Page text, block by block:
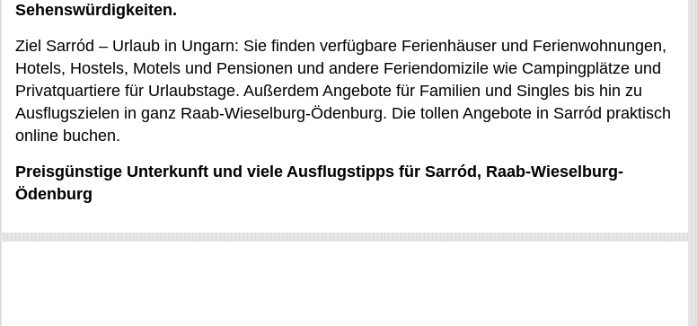
Sehenswürdigkeiten.
Ziel Sarród – Urlaub in Ungarn: Sie finden verfügbare Ferienhäuser und Ferienwohnungen,
Hotels, Hostels, Motels und Pensionen und andere Feriendomizile wie Campingplätze und
Privatquartiere für Urlaubstage. Außerdem Angebote für Familien und Singles bis hin zu
Ausflugszielen in ganz Raab-Wieselburg-Ödenburg. Die tollen Angebote in Sarród praktisch
online buchen.
Preisgünstige Unterkunft und viele Ausflugstipps für Sarród, Raab-Wieselburg-
Ödenburg